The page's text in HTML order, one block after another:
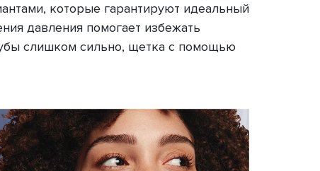
которые гарантируют идеальный
давления помогает избежать
слишком сильно, щетка с помощью